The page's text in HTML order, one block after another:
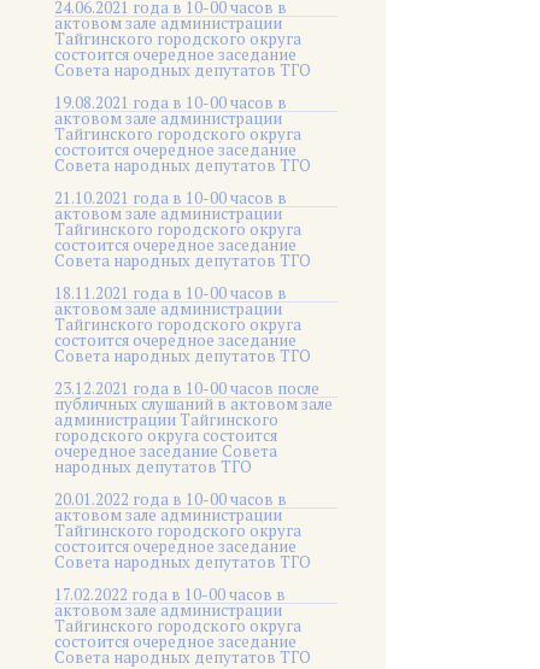
24.06.2021 года в 10-00 часов в
актовом зале администрации
Тайгинского городского округа
состоится очередное заседание
Совета народных депутатов ТГО
19.08.2021 года в 10-00 часов в
актовом зале администрации
Тайгинского городского округа
состоится очередное заседание
Совета народных депутатов ТГО
21.10.2021 года в 10-00 часов в
актовом зале администрации
Тайгинского городского округа
состоится очередное заседание
Совета народных депутатов ТГО
18.11.2021 года в 10-00 часов в
актовом зале администрации
Тайгинского городского округа
состоится очередное заседание
Совета народных депутатов ТГО
23.12.2021 года в 10-00 часов после
публичных слушаний в актовом зале
администрации Тайгинского
городского округа состоится
очередное заседание Совета
народных депутатов ТГО
20.01.2022 года в 10-00 часов в
актовом зале администрации
Тайгинского городского округа
состоится очередное заседание
Совета народных депутатов ТГО
17.02.2022 года в 10-00 часов в
актовом зале администрации
Тайгинского городского округа
состоится очередное заседание
Совета народных депутатов ТГО